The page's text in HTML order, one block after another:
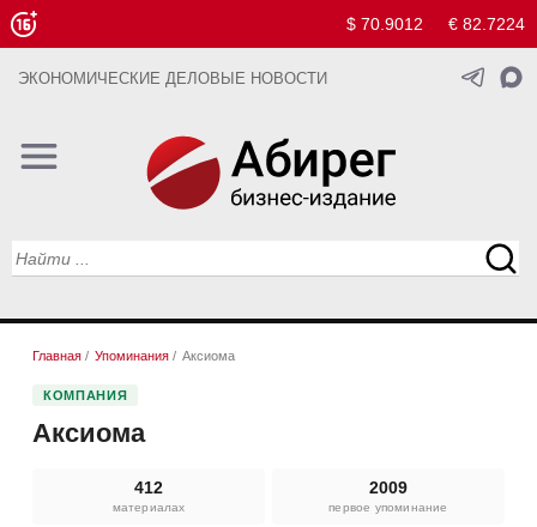
$ 70.9012 € 82.7224
ЭКОНОМИЧЕСКИЕ ДЕЛОВЫЕ НОВОСТИ
Главная / Упоминания / Аксиома
КОМПАНИЯ
Аксиома
412
материалах
2009
первое упоминание